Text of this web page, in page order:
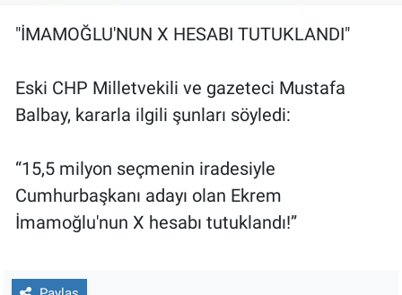
"İMAMOĞLU'NUN X HESABI TUTUKLANDI"
Eski CHP Milletvekili ve gazeteci Mustafa
Balbay, kararla ilgili şunları söyledi:
“15,5 milyon seçmenin iradesiyle
Cumhurbaşkanı adayı olan Ekrem
İmamoğlu'nun X hesabı tutuklandı!”